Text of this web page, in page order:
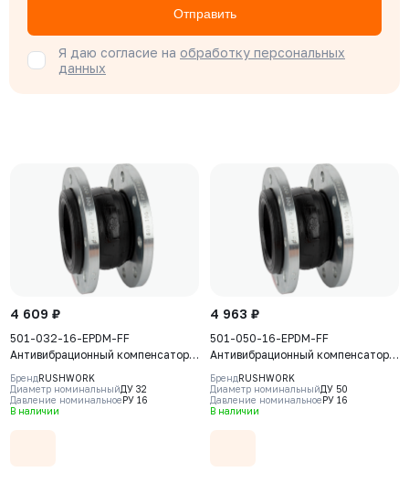
Отправить
Я даю согласие на обработку персональных
данных
4 609 ₽
501-032-16-EPDM-FF
Антивибрационный компенсатор
фланцевый Rushwork, DN32 PN16,
Т макс 110С
БрендRUSHWORK
Диаметр номинальныйДУ 32
Давление номинальноеРУ 16
В наличии
4 963 ₽
501-050-16-EPDM-FF
Антивибрационный компенсатор
фланцевый Rushwork, DN50 PN16,
Т макс 110С
БрендRUSHWORK
Диаметр номинальныйДУ 50
Давление номинальноеРУ 16
В наличии